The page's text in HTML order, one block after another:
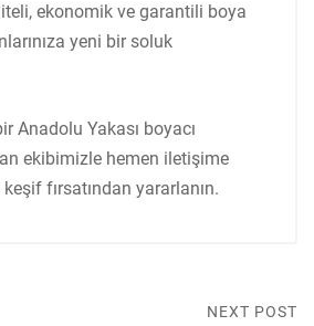
ekonomik ve garantili boya
yeni bir soluk
Anadolu Yakası boyacı
ekibimizle hemen iletişime
fırsatından yararlanın.
NEXT POST